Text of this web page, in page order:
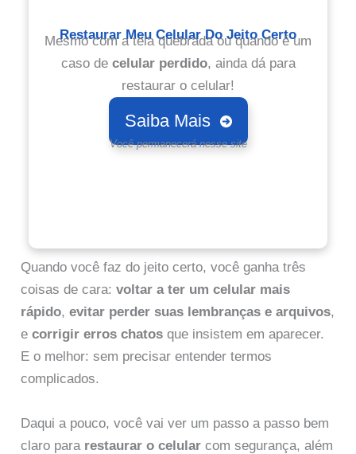
Restaurar Meu Celular Do Jeito Certo
Mesmo com a tela quebrada ou quando é um
caso de celular perdido, ainda dá para
restaurar o celular!
Saiba Mais
Você permanecerá nesse site
Quando você faz do jeito certo, você ganha três
coisas de cara:voltar a ter um celular mais
rápido,evitar perder suas lembranças e arquivos,
ecorrigir erros chatos que insistem em aparecer.
E o melhor: sem precisar entender termos
complicados.
Daqui a pouco, você vai ver um passo a passo bem
claro para restaurar o celular com segurança, além